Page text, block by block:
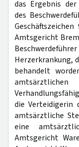
das Ergebnis
des
Amtsgericht
Herzerkrankung,
behandelt
amtsärztlichen
die Verteidigerin
amtsärztliche
eine
Amtsgericht